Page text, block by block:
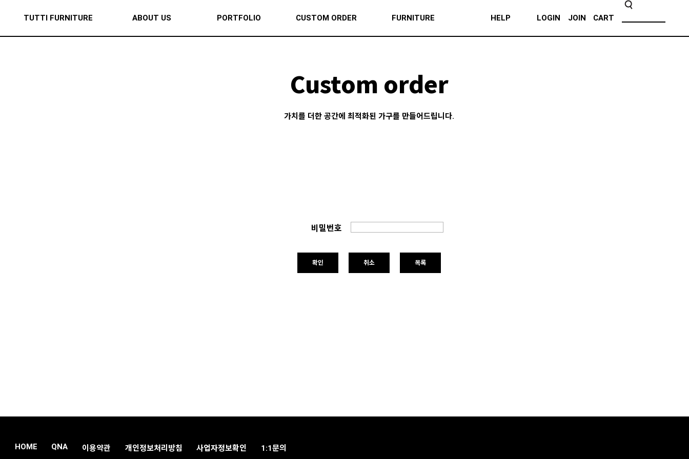
TUTTI FURNITURE ABOUT US PORTFOLIO CUSTOM ORDER FURNITURE HELP LOGIN JOIN CART
Custom order
가치를 더한 공간에 최적화된 가구를 만들어드립니다.
비밀번호
확인 취소 목록
HOME QNA 이용약관 개인정보처리방침 사업자정보확인 1:1문의